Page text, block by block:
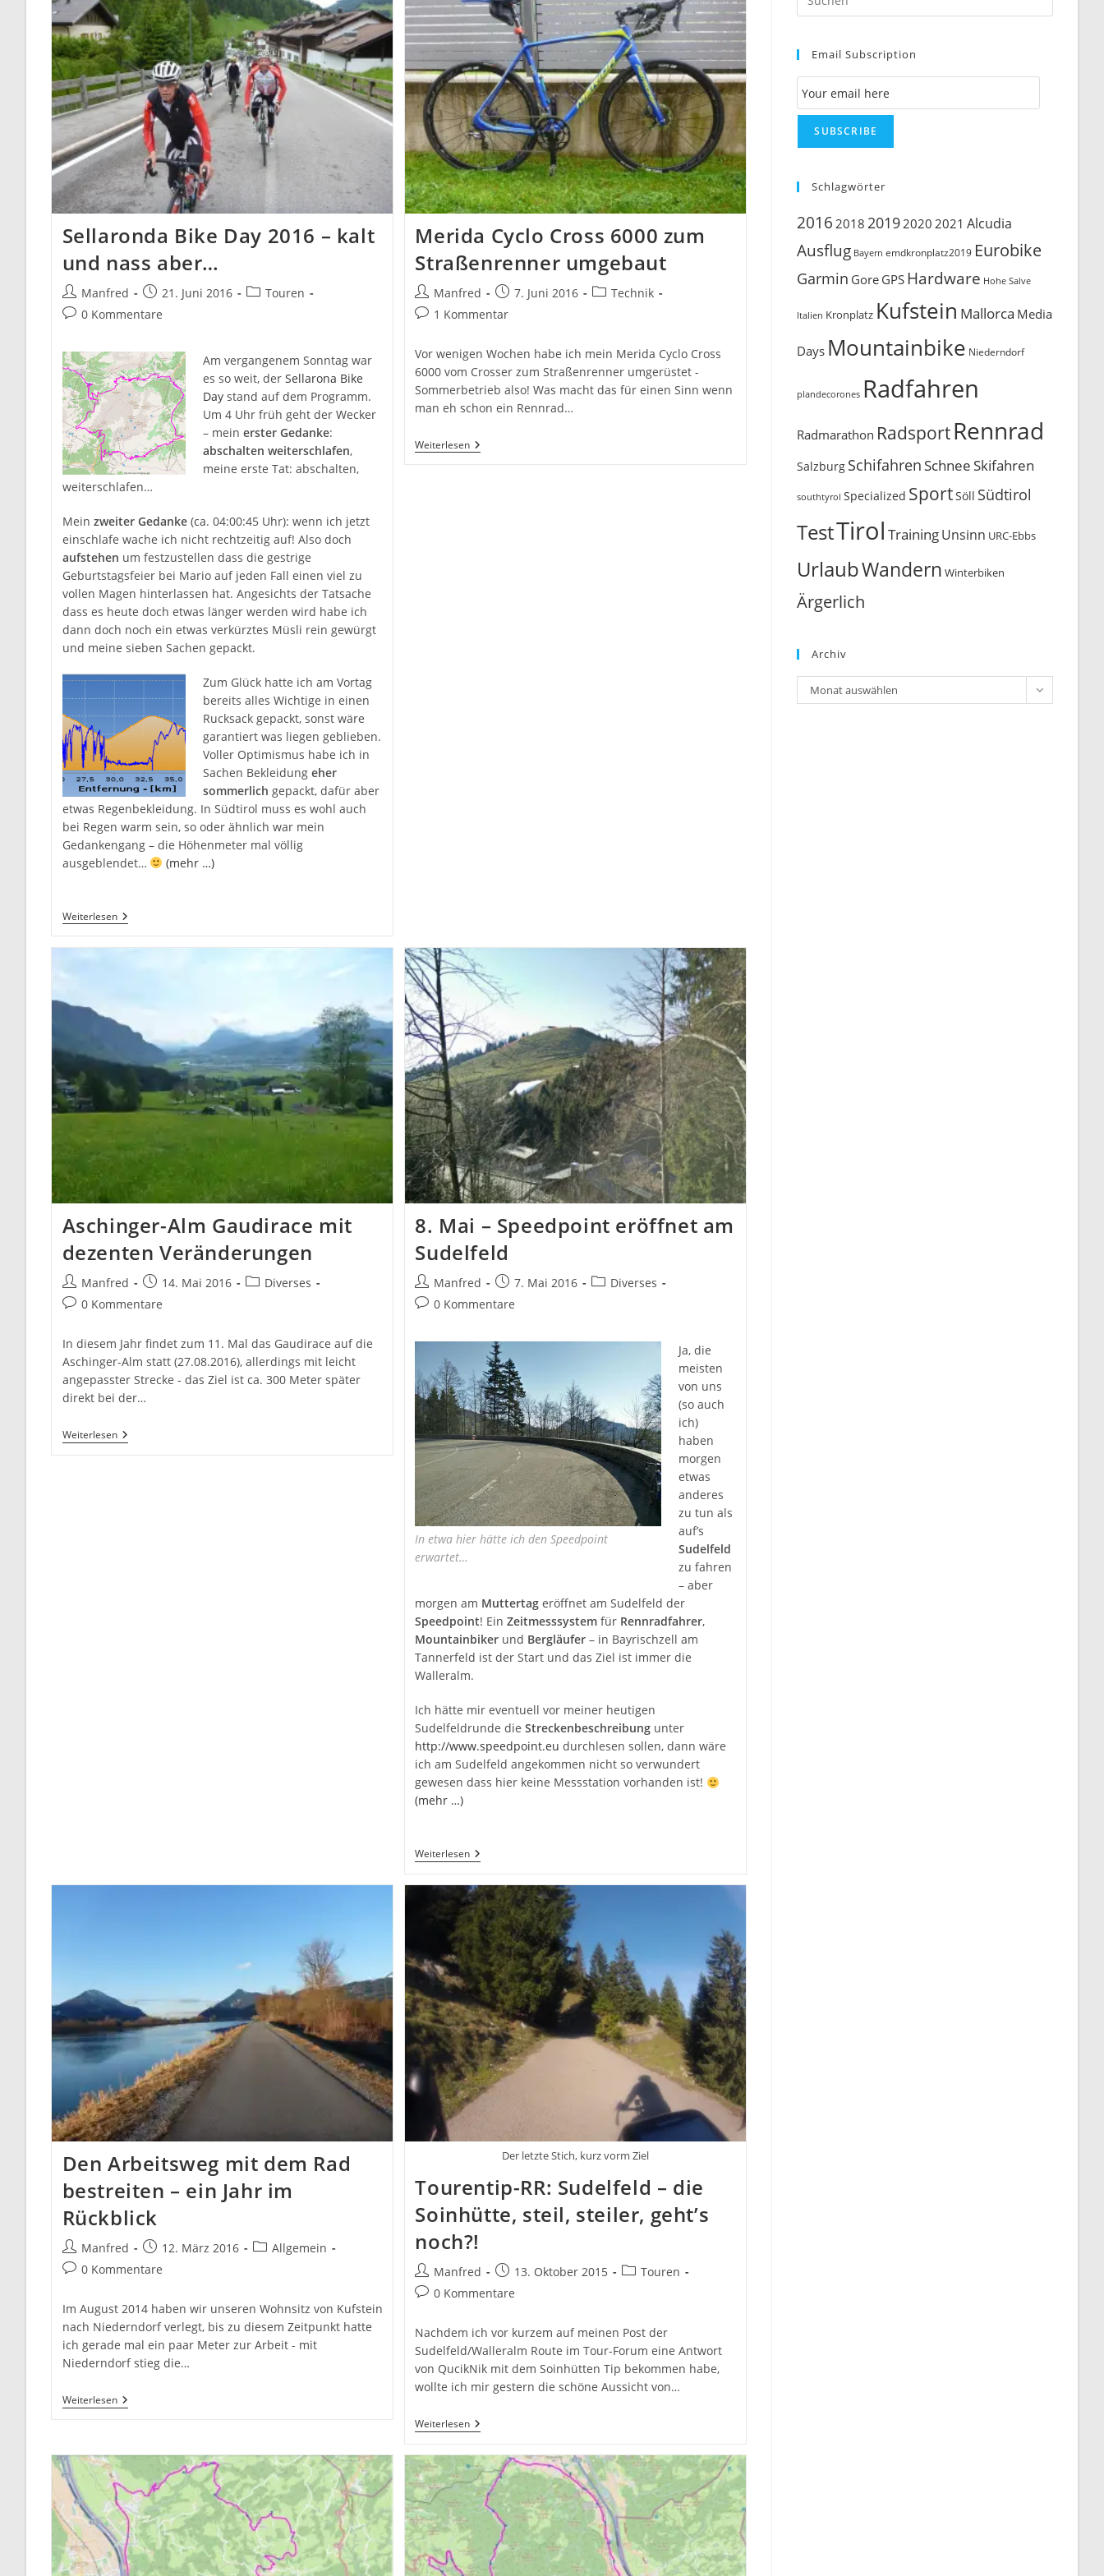
Sellaronda Bike Day 2016 – kalt
und nass aber…
Beitrags-
Autor:
Manfred
Beitrag
veröffentlicht:
21. Juni 2016
Beitrags-
Touren
Beitrags-
0 Kommentare
Am vergangenem Sonntag war
es so weit, der Sellarona Bike
Daystand auf dem Programm.
Um 4 Uhr früh geht der Wecker
– mein erster Gedanke:
abschalten weiterschlafen,
meine erste Tat: abschalten,
weiterschlafen…
Mein zweiter Gedanke(ca. 04:00:45 Uhr): wenn ich jetzt
einschlafe wache ich nicht rechtzeitig auf! Also doch
aufstehen um festzustellen dass die gestrige
Geburtstagsfeier bei Mario auf jeden Fall einen viel zu
vollen Magen hinterlassen hat. Angesichts der Tatsache
dass es heute doch etwas länger werden wird habe ich
dann doch noch ein etwas verkürztes Müsli rein gewürgt
und meine sieben Sachen gepackt.
Zum Glück hatte ich am Vortag
bereits alles Wichtige in einen
Rucksack gepackt, sonst wäre
garantiert was liegen geblieben.
Voller Optimismus habe ich in
Sachen Bekleidung eher
sommerlich gepackt, dafür aber
etwas Regenbekleidung. In Südtirol muss es wohl auch
bei Regen warm sein, so oder ähnlich war mein
Gedankengang – die Höhenmeter mal völlig
ausgeblendet…
(mehr …)
WeiterlesenSellaronda
Bike
Nass
Aber…
Merida Cyclo Cross 6000 zum
Straßenrenner umgebaut
Beitrags-
Autor:
Manfred
Beitrag
veröffentlicht:
7. Juni 2016
Beitrags-
Technik
Beitrags-
1 Kommentar
Vor wenigen Wochen habe ich mein Merida Cyclo Cross
6000 vom Crosser zum Straßenrenner umgerüstet -
Sommerbetrieb also! Was macht das für einen Sinn wenn
man eh schon ein Rennrad…
WeiterlesenMerida
Cyclo
Aschinger-Alm Gaudirace mit
dezenten Veränderungen
Beitrags-
Autor:
Manfred
Beitrag
veröffentlicht:
14. Mai 2016
Beitrags-
Diverses
Beitrags-
0 Kommentare
In diesem Jahr findet zum 11. Mal das Gaudirace auf die
Aschinger-Alm statt (27.08.2016), allerdings mit leicht
angepasster Strecke - das Ziel ist ca. 300 Meter später
direkt bei der…
WeiterlesenAschinger-
Alm
8. Mai – Speedpoint eröffnet am
Sudelfeld
Beitrags-
Autor:
Manfred
Beitrag
veröffentlicht:
7. Mai 2016
Beitrags-
Diverses
Beitrags-
0 Kommentare
In etwa hier hätte ich den Speedpoint
erwartet…
Ja, die
meisten
von uns
(so auch
ich)
haben
morgen
etwas
anderes
zu tun als
auf’s
Sudelfeld
zu fahren
– aber
morgen am Muttertag eröffnet am Sudelfeld der
Speedpoint! EinZeitmesssystem für Rennradfahrer,
Mountainbiker und Bergläufer – in Bayrischzell am
Tannerfeld ist der Start und das Ziel ist immer die
Walleralm.
Ich hätte mir eventuell vor meiner heutigen
Sudelfeldrunde dieStreckenbeschreibung unter
http://www.speedpoint.eu durchlesen sollen, dann wäre
ich am Sudelfeld angekommen nicht so verwundert
gewesen dass hier keine Messstation vorhanden ist!
(mehr …)
Weiterlesen8.
Mai
Speedpoint
Eröffnet
Am
Sudelfeld
Den Arbeitsweg mit dem Rad
bestreiten – ein Jahr im
Rückblick
Beitrags-
Autor:
Manfred
Beitrag
veröffentlicht:
12. März 2016
Beitrags-
Allgemein
Beitrags-
0 Kommentare
Im August 2014 haben wir unseren Wohnsitz von Kufstein
nach Niederndorf verlegt, bis zu diesem Zeitpunkt hatte
ich gerade mal ein paar Meter zur Arbeit - mit
Niederndorf stieg die…
WeiterlesenDen
Arbeitsweg
Rad
Bestreiten
–
Ein
Jahr
Im
Rückblick
Der letzte Stich, kurz vorm Ziel
Tourentip-RR: Sudelfeld – die
Soinhütte, steil, steiler, geht’s
noch?!
Beitrags-
Autor:
Manfred
Beitrag
veröffentlicht:
13. Oktober 2015
Beitrags-
Touren
Beitrags-
0 Kommentare
Nachdem ich vor kurzem auf meinen Post der
Sudelfeld/Walleralm Route im Tour-Forum eine Antwort
von QucikNik mit dem Soinhütten Tip bekommen habe,
wollte ich mir gestern die schöne Aussicht von…
WeiterlesenTourentip-
RR:
–
Die
Soinhütte,
Steil,
Steiler,
Geht’s
Noch?!
Escape
Email Subscription
Email Subscription
SUBSCRIBE
Schlagwörter
2016 2018 20192020 2021 Alcudia
Ausflug Bayern emdkronplatz2019 Eurobike
Garmin Gore GPS Hardware Hohe Salve
Italien Kronplatz Kufstein Mallorca Media
Days Mountainbike Niederndorf
plandecorones Radfahren
Radmarathon RadsportRennrad
Salzburg Schifahren Schnee Skifahren
southtyrol Specialized SportSöll Südtirol
TestTirol TrainingUnsinn URC-Ebbs
UrlaubWandern Winterbiken
Ärgerlich
Archiv
Archiv
Monat auswählen